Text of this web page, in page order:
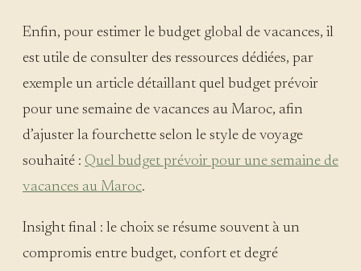
Enfin, pour estimer le budget global de vacances, il
est utile de consulter des ressources dédiées, par
exemple un article détaillant quel budget prévoir
pour une semaine de vacances au Maroc, afin
d’ajuster la fourchette selon le style de voyage
souhaité : Quel budget prévoir pour une semaine de
vacances au Maroc.
Insight final : le choix se résume souvent à un
compromis entre budget, confort et degré